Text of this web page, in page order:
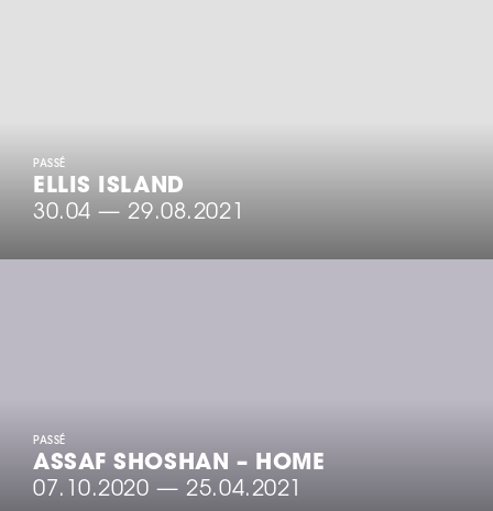
PASSÉ
ELLIS ISLAND
30.04— 29.08.2021
PASSÉ
ASSAF SHOSHAN – HOME
07.10.2020— 25.04.2021